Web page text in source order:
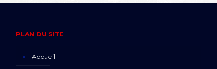
PLAN DU SITE
Accueil